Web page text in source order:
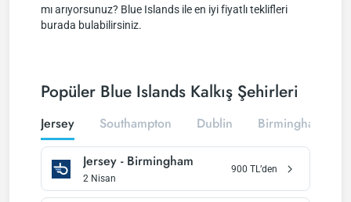
mı arıyorsunuz? Blue Islands ile en iyi fiyatlı teklifleri
burada bulabilirsiniz.
Popüler Blue Islands Kalkış Şehirleri
Jersey Southampton Dublin Birmingham
Jersey - Birmingham
2 Nisan
900 TL’den